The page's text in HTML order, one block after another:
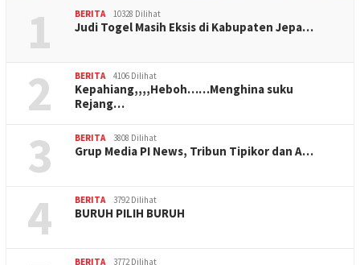
1 BERITA 10328 Dilihat
Judi Togel Masih Eksis di Kabupaten Jepa…
2 BERITA 4106 Dilihat
Kepahiang,,,,Heboh……Menghina suku
Rejang…
3 BERITA 3808 Dilihat
Grup Media PI News, Tribun Tipikor dan A…
4 BERITA 3792 Dilihat
BURUH PILIH BURUH
BERITA 3772 Dilihat